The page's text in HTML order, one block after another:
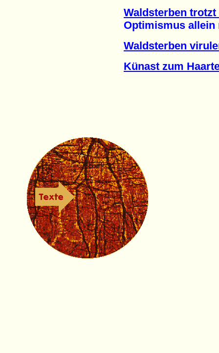
Waldsterben trotzt
Optimismus allein
Waldsterben
Künast zum